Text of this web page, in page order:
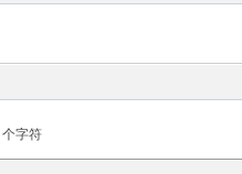
个字符